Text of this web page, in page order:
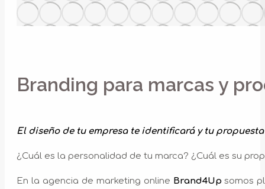
Branding para marcas y
El diseño de tu empresa te identificará y tu
¿Cuál es la personalidad de tu marca? ¿Cuál es su
En la agencia de marketing online Brand4Up somos